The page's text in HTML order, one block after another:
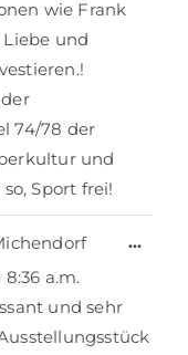
wie Frank
und
74/78 der
und
Sport frei!
8:36 a.m.
und sehr
…